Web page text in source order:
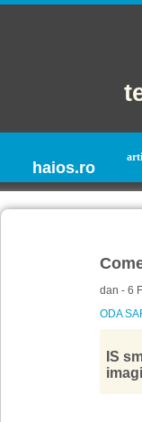
haios.ro
dan - 6
ODA
IS